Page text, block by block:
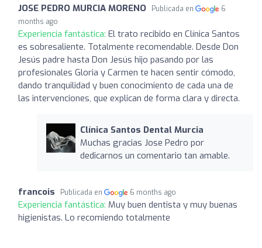
JOSE PEDRO MURCIA MORENO Publicada en
6
months ago
Experiencia fantástica: El trato recibido en Clínica Santos
es sobresaliente. Totalmente recomendable. Desde Don
Jesús padre hasta Don Jesús hijo pasando por las
profesionales Gloria y Carmen te hacen sentir cómodo,
dando tranquilidad y buen conocimiento de cada una de
las intervenciones, que explican de forma clara y directa.
Clínica Santos Dental Murcia
Muchas gracias Jose Pedro por
dedicarnos un comentario tan amable.
francois Publicada en 6 months ago
Experiencia fantástica: Muy buen dentista y muy buenas
higienistas. Lo recomiendo totalmente